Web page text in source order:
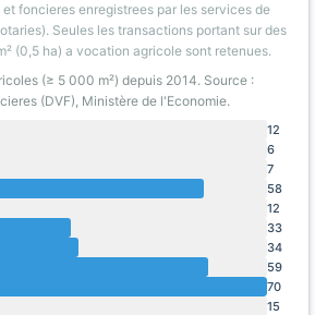
foncieres enregistrees par les services de
Seules les transactions portant sur des
(0,5 ha) a vocation agricole sont retenues.
(≥ 5 000 m²) depuis 2014. Source :
(DVF), Ministère de l'Economie.
12
6
7
58
12
33
34
59
70
15